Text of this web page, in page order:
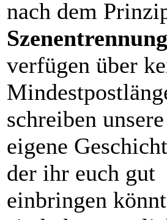
nach dem
Szenentrennung
verfügen über
schreiben unsere
eigene
der ihr euch gut
einbringen